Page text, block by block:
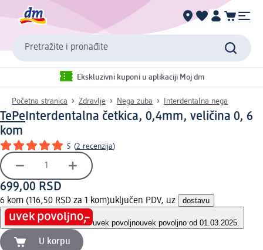
Pretražite i pronađite
Ekskluzivni kuponi u aplikaciji Moj dm
Početna stranica Zdravlje Nega zuba Interdentalna nega
TePe Interdentalna četkica, 0,4mm, veličina 0, 6
kom
5 (2 recenzija)
699,00 RSD
6 kom (116,50 RSD za 1 kom)uključen PDV, uz dostavu
uvek povoljnouvek povoljno od 01.03.2025.
U korpu